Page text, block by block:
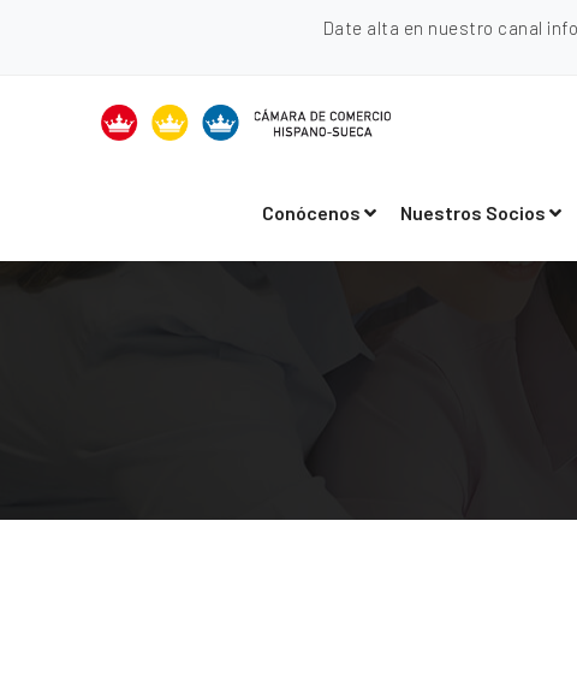
Date alta en nuestro canal
Conócenos Nuestros Socios